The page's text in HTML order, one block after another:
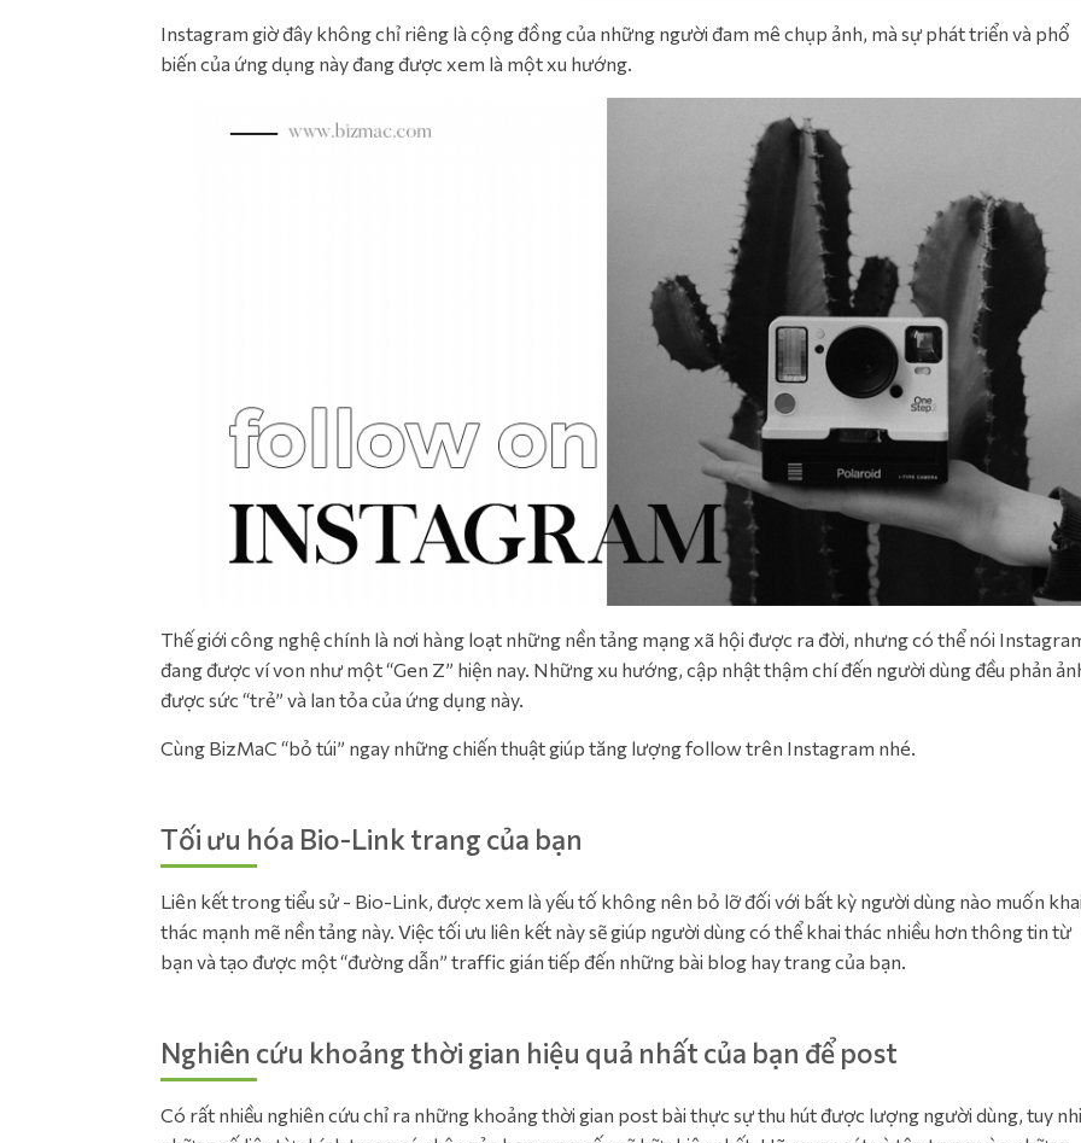
Instagram giờ đây không chỉ riêng là cộng đồng của những người đam mê chụp ảnh, mà sự phát triển và phổ
biến của ứng dụng này đang được xem là một xu hướng.
Thế giới công nghệ chính là nơi hàng loạt những nền tảng mạng xã hội được ra đời, nhưng có thể nói
đang được ví von như một “Gen Z” hiện nay. Những xu hướng, cập nhật thậm chí đến người dùng đều phản
được sức “trẻ” và lan tỏa của ứng dụng này.
Cùng BizMaC “bỏ túi” ngay những chiến thuật giúp tăng lượng follow trên Instagram nhé.
Tối ưu hóa Bio-Link trang của bạn
Liên kết trong tiểu sử - Bio-Link, được xem là yếu tố không nên bỏ lỡ đối với bất kỳ người dùng nào muốn khai
thác mạnh mẽ nền tảng này. Việc tối ưu liên kết này sẽ giúp người dùng có thể khai thác nhiều hơn thông tin từ
bạn và tạo được một “đường dẫn” traffic gián tiếp đến những bài blog hay trang của bạn.
Nghiên cứu khoảng thời gian hiệu quả nhất của bạn để post
Có rất nhiều nghiên cứu chỉ ra những khoảng thời gian post bài thực sự thu hút được lượng người dùng, tuy